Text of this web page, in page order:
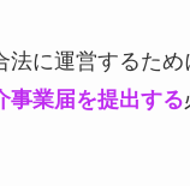
に運営するため
事業届を提出する